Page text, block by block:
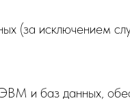
(за исключением
и баз данных,